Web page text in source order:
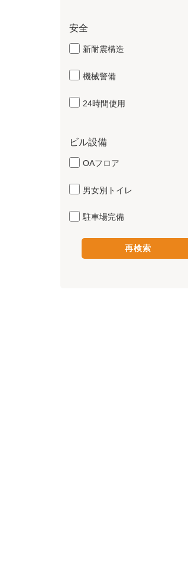
安全
新耐震構造
機械警備
24時間使用
ビル設備
OAフロア
男女別トイレ
駐車場完備